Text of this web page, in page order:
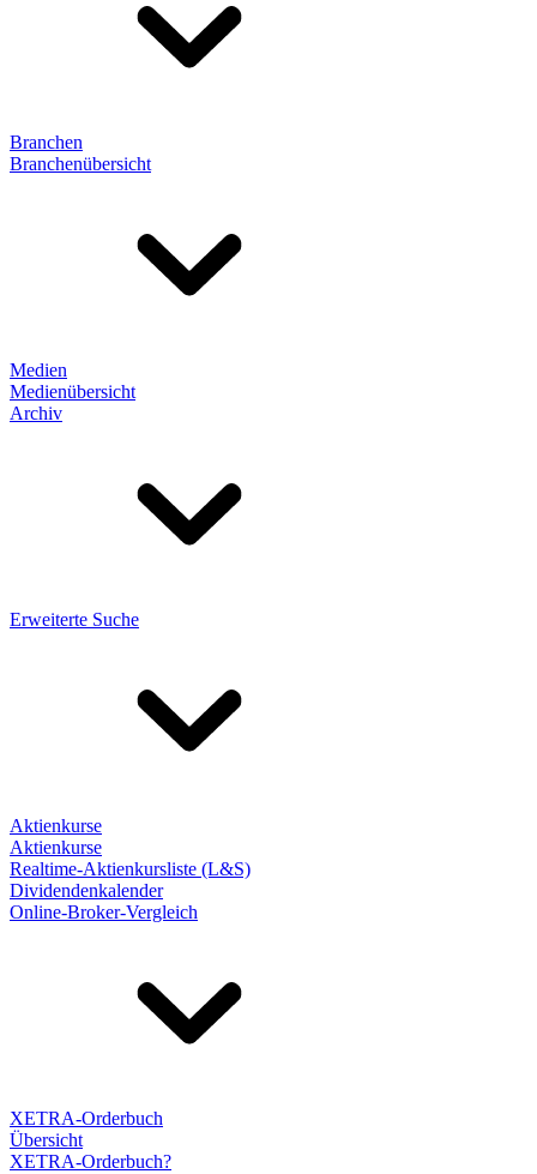
Branchen
Branchenübersicht
Medien
Medienübersicht
Archiv
Erweiterte Suche
Aktienkurse
Aktienkurse
Realtime-Aktienkursliste (L&S)
Dividendenkalender
Online-Broker-Vergleich
XETRA-Orderbuch
Übersicht
XETRA-Orderbuch?